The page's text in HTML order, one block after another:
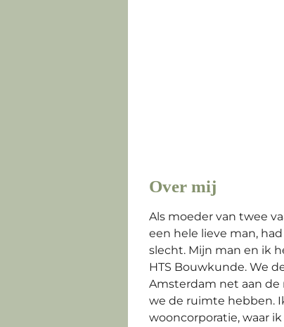
Over mij
Als moeder van twee
een hele lieve man,
slecht. Mijn man en ik
HTS Bouwkunde. We
Amsterdam net aan de
we de ruimte hebben.
wooncorporatie, waar